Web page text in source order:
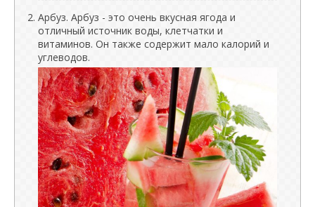
Арбуз. Арбуз - это очень вкусная ягода и
отличный источник воды, клетчатки и
витаминов. Он также содержит мало калорий и
углеводов.